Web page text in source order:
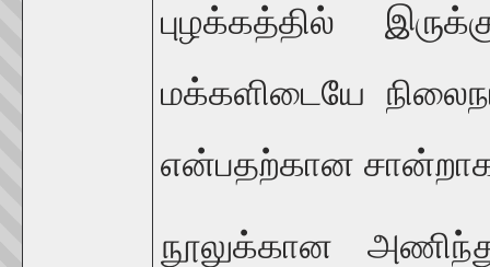
புழக்கத்தில்
மக்களிடையே
என்பதற்கான
நூலுக்கான